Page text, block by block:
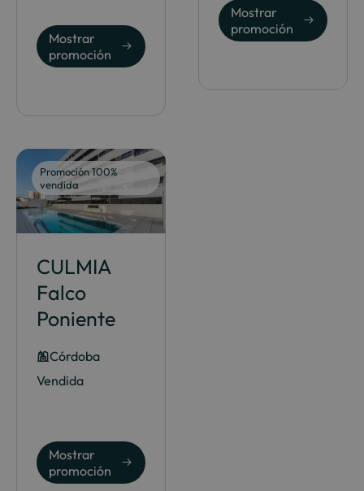
Mostrar
promoción
Mostrar
promoción
Promoción 100%
vendida
CULMIA
Falco
Poniente
Córdoba
Vendida
Mostrar
promoción